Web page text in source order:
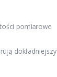
pomiarowe
dokładniejszy